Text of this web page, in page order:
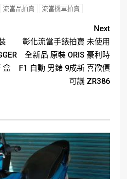
流當品拍賣 流當機車拍賣
盒
Next
彰化流當手錶拍賣 未使用
全新品 原裝 ORIS 豪利時
F1 自動 男錶 9成新 喜歡價
可議 ZR386